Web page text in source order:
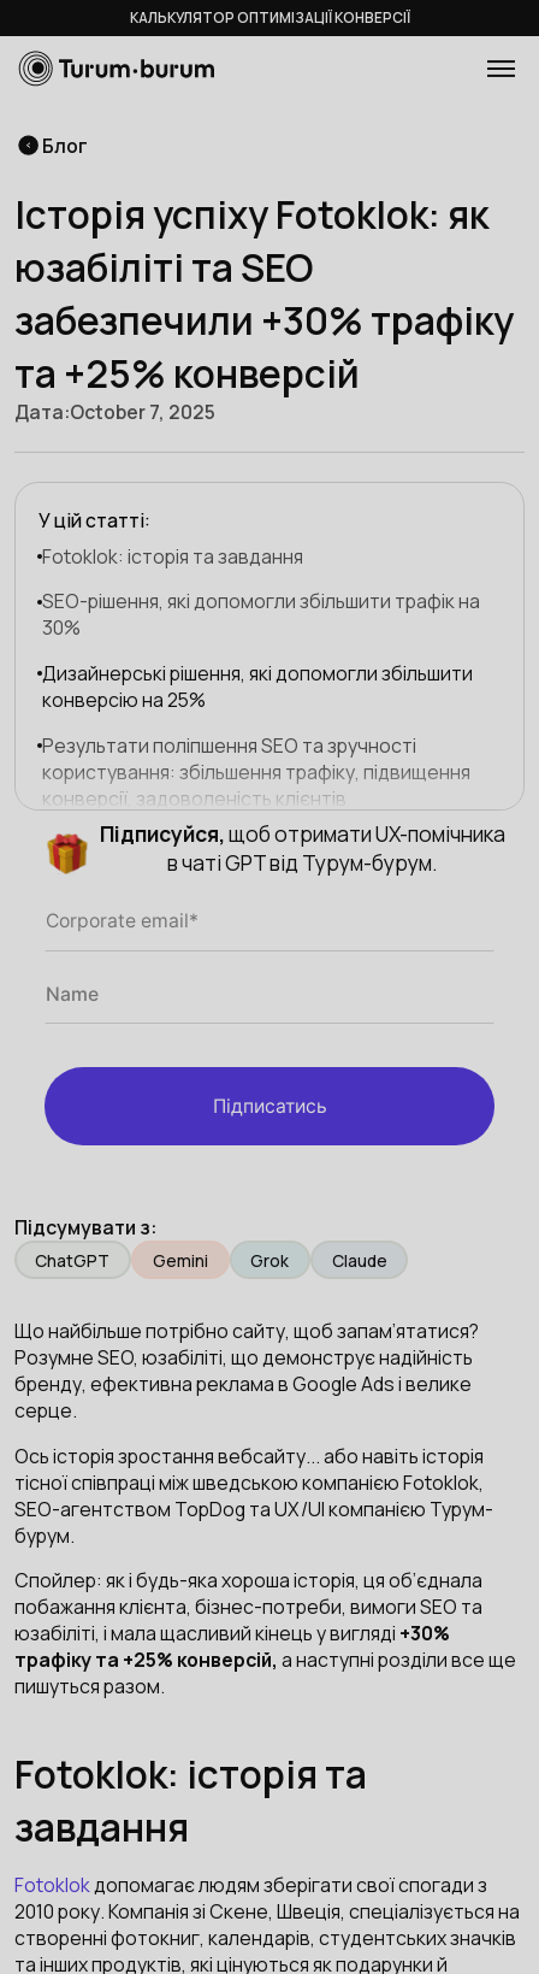
КАЛЬКУЛЯТОР ОПТИМІЗАЦІЇ КОНВЕРСІЇ
Блог
Історія успіху Fotoklok: як
юзабіліті та SEO
забезпечили +30% трафіку
та +25% конверсій
Дата:October 7, 2025
Підсумувати з:
ChatGPT Gemini Grok Claude
Що найбільше потрібно сайту, щоб запам’ятатися?
Розумне SEO, юзабіліті, що демонструє надійність
бренду, ефективна реклама в Google Ads і велике
серце.
Ось історія зростання вебсайту... або навіть історія
тісної співпраці між шведською компанією Fotoklok,
SEO-агентством TopDog та UX/UI компанією Турум-
бурум.
Спойлер: як і будь-яка хороша історія, ця об’єднала
побажання клієнта, бізнес-потреби, вимоги SEO та
юзабіліті, і мала щасливий кінець у вигляді +30%
трафіку та +25% конверсій, а наступні розділи все ще
пишуться разом.
Fotoklok: історія та
завдання
Fotoklokдопомагає людям зберігати свої спогади з
2010 року. Компанія зі Скене, Швеція, спеціалізується на
створенні фотокниг, календарів, студентських значків
та інших продуктів, які цінуються як подарунки й
У цій статті:
Fotoklok: історія та завдання
SEO-рішення, які допомогли збільшити трафік на
30%
Дизайнерські рішення, які допомогли збільшити
конверсію на 25%
Результати поліпшення SEO та зручності
користування: збільшення трафіку, підвищення
конверсії, задоволеність клієнтів
Підписуйся,щоб отримати UX-помічника
в чаті GPT від Турум-бурум.
Підписатись